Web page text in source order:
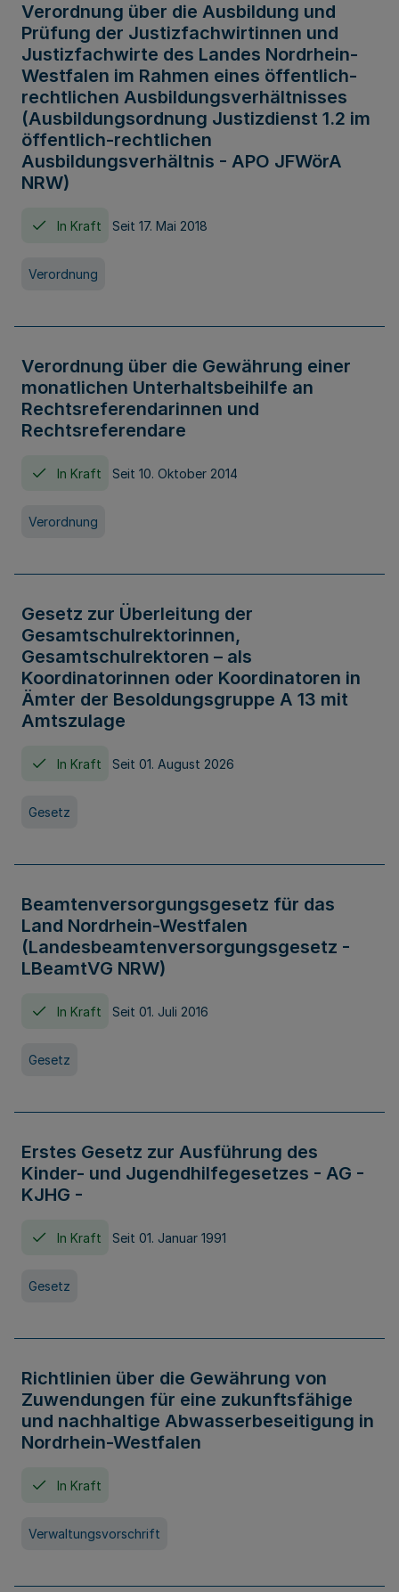
Verordnung über die Ausbildung und
Prüfung der Justizfachwirtinnen und
Justizfachwirte des Landes Nordrhein-
Westfalen im Rahmen eines öffentlich-
rechtlichen Ausbildungsverhältnisses
(Ausbildungsordnung Justizdienst 1.2 im
öffentlich-rechtlichen
Ausbildungsverhältnis - APO JFWörA
NRW)
In Kraft Seit 17. Mai 2018
Verordnung
Verordnung über die Gewährung einer
monatlichen Unterhaltsbeihilfe an
Rechtsreferendarinnen und
Rechtsreferendare
In Kraft Seit 10. Oktober 2014
Verordnung
Gesetz zur Überleitung der
Gesamtschulrektorinnen,
Gesamtschulrektoren – als
Koordinatorinnen oder Koordinatoren in
Ämter der Besoldungsgruppe A 13 mit
Amtszulage
In Kraft Seit 01. August 2026
Gesetz
Beamtenversorgungsgesetz für das
Land Nordrhein-Westfalen
(Landesbeamtenversorgungsgesetz -
LBeamtVG NRW)
In Kraft Seit 01. Juli 2016
Gesetz
Erstes Gesetz zur Ausführung des
Kinder- und Jugendhilfegesetzes - AG -
KJHG -
In Kraft Seit 01. Januar 1991
Gesetz
Richtlinien über die Gewährung von
Zuwendungen für eine zukunftsfähige
und nachhaltige Abwasserbeseitigung in
Nordrhein-Westfalen
In Kraft
Verwaltungsvorschrift